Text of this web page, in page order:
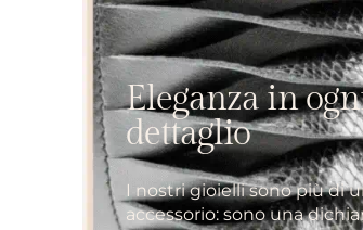
Eleganza in
dettaglio
I nostri gioielli sono più di
accessorio: sono una